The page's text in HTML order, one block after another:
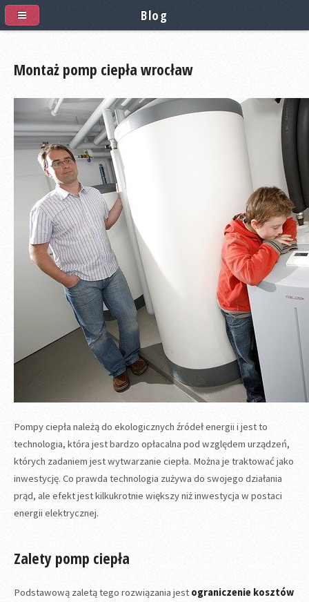
Montaż pomp ciepła wrocław
Pompy ciepła należą do ekologicznych źródeł energii i jest to
technologia, która jest bardzo opłacalna pod względem urządzeń,
których zadaniem jest wytwarzanie ciepła. Można je traktować jako
inwestycję. Co prawda technologia zużywa do swojego działania
prąd, ale efekt jest kilkukrotnie większy niż inwestycja w postaci
energii elektrycznej.
Zalety pomp ciepła
Podstawową zaletą tego rozwiązania jest ograniczenie kosztów
Blog